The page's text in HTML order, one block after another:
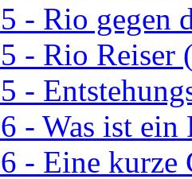
- Rio gegen
- Rio Reiser
-
- Was ist ein
- Eine kurze